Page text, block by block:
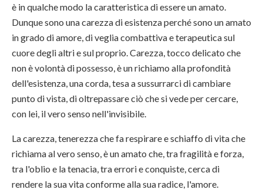
è in qualche modo la caratteristica di essere un amato.
Dunque sono una carezza di esistenza perché sono un amato
in grado di amore, di veglia combattiva e terapeutica sul
cuore degli altri e sul proprio. Carezza, tocco delicato che
non è volontà di possesso, è un richiamo alla profondità
dell'esistenza, una corda, tesa a sussurrarci di cambiare
punto di vista, di oltrepassare ciò che si vede per cercare,
con lei, il vero senso nell'invisibile.
La carezza, tenerezza che fa respirare e schiaffo di vita che
richiama al vero senso, è un amato che, tra fragilità e forza,
tra l'oblio e la tenacia, tra errori e conquiste, cerca di
rendere la sua vita conforme alla sua radice, l'amore.